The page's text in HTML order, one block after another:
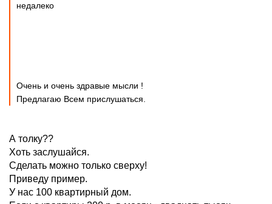
недалеко
Очень и очень здравые мысли !
Предлагаю Всем прислушаться.
А толку??
Хоть заслушайся.
Сделать можно только сверху!
Приведу пример.
У нас 100 квартирный дом.